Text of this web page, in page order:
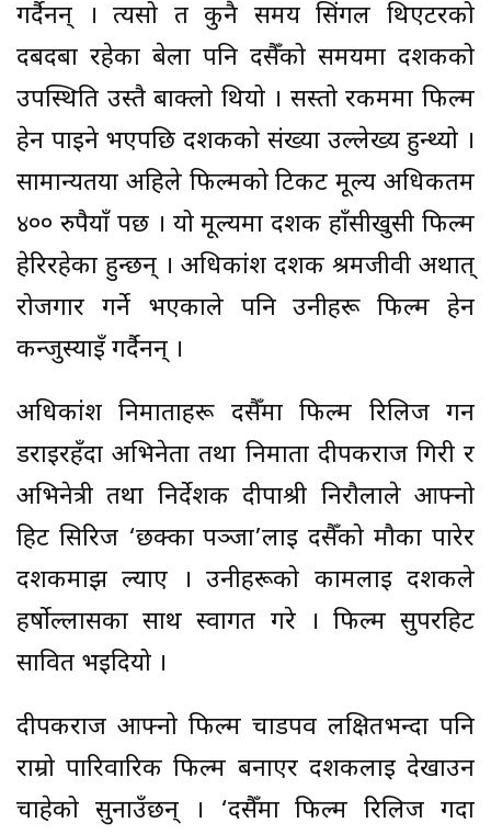
गर्दैनन् । त्यसो त कुनै समय सिंगल थिएटरको
दबदबा रहेका बेला पनि दसैँको समयमा दर्शकको
उपस्थिति उस्तै बाक्लो थियो । सस्तो रकममा फिल्म
हेर्न पाइने भएपछि दर्शकको संख्या उल्लेख्य हुन्थ्यो ।
सामान्यतया अहिले फिल्मको टिकट मूल्य अधिकतम
४०० रुपैयाँ पर्छ । यो मूल्यमा दर्शक हाँसीखुसी फिल्म
हेरिरहेका हुन्छन् । अधिकांश दर्शक श्रमजीवी अर्थात्
रोजगार गर्ने भएकाले पनि उनीहरू फिल्म हेर्न
कन्जुस्याइँ गर्दैनन् ।
अधिकांश निर्माताहरू दसैँमा फिल्म रिलिज गर्न
डराइरहँदा अभिनेता तथा निर्माता दीपकराज गिरी र
अभिनेत्री तथा निर्देशक दीपाश्री निरौलाले आफ्नो
हिट सिरिज ‘छक्का पञ्जा’लाई दसैँको मौका पारेर
दर्शकमाझ ल्याए । उनीहरूको कामलाई दर्शकले
हर्षोल्लासका साथ स्वागत गरे । फिल्म सुपरहिट
सावित भइदियो ।
दीपकराज आफ्नो फिल्म चाडपर्व लक्षितभन्दा पनि
राम्रो पारिवारिक फिल्म बनाएर दर्शकलाई देखाउन
चाहेको सुनाउँछन् । ‘दसैँमा फिल्म रिलिज गर्दा